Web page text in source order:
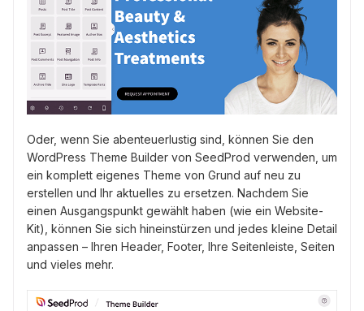
Oder, wenn Sie abenteuerlustig sind, können Sie den
WordPress Theme Builder von SeedProd verwenden, um
ein komplett eigenes Theme von Grund auf neu zu
erstellen und Ihr aktuelles zu ersetzen. Nachdem Sie
einen Ausgangspunkt gewählt haben (wie ein Website-
Kit), können Sie sich hineinstürzen und jedes kleine Detail
anpassen – Ihren Header, Footer, Ihre Seitenleiste, Seiten
und vieles mehr.